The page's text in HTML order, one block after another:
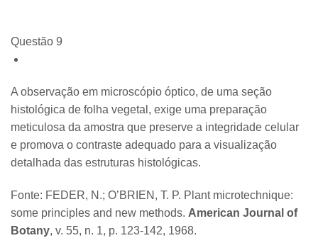
Questão 9
A observação em microscópio óptico, de uma seção
histológica de folha vegetal, exige uma preparação
meticulosa da amostra que preserve a integridade celular
e promova o contraste adequado para a visualização
detalhada das estruturas histológicas.
Fonte: FEDER, N.; O’BRIEN, T. P. Plant microtechnique:
some principles and new methods. American Journal of
Botany, v. 55, n. 1, p. 123-142, 1968.